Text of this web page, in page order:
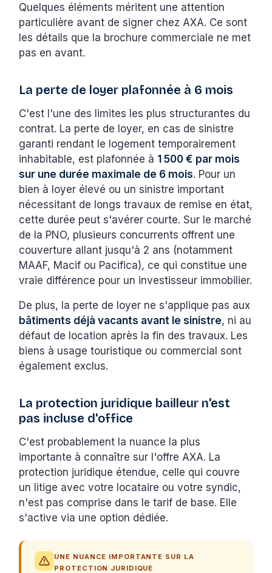
Quelques éléments méritent une attention
particulière avant de signer chez AXA. Ce sont
les détails que la brochure commerciale ne met
pas en avant.
La perte de loyer plafonnée à 6 mois
C'est l'une des limites les plus structurantes du
contrat. La perte de loyer, en cas de sinistre
garanti rendant le logement temporairement
inhabitable, est plafonnée à 1 500 € par mois
sur une durée maximale de 6 mois. Pour un
bien à loyer élevé ou un sinistre important
nécessitant de longs travaux de remise en état,
cette durée peut s'avérer courte. Sur le marché
de la PNO, plusieurs concurrents offrent une
couverture allant jusqu'à 2 ans (notamment
MAAF, Macif ou Pacifica), ce qui constitue une
vraie différence pour un investisseur immobilier.
De plus, la perte de loyer ne s'applique pas aux
bâtiments déjà vacants avant le sinistre, ni au
défaut de location après la fin des travaux. Les
biens à usage touristique ou commercial sont
également exclus.
La protection juridique bailleur n'est
pas incluse d'office
C'est probablement la nuance la plus
importante à connaître sur l'offre AXA. La
protection juridique étendue, celle qui couvre
un litige avec votre locataire ou votre syndic,
n'est pas comprise dans le tarif de base. Elle
s'active via une option dédiée.
UNE NUANCE IMPORTANTE SUR LA
PROTECTION JURIDIQUE